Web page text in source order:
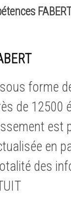
forme
de 12500
est
en
des